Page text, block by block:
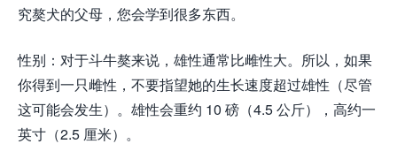
究獒犬的父母，您会学到很多东西。
性别：对于斗牛獒来说，雄性通常比雌性大。所以，如果
你得到一只雌性，不要指望她的生长速度超过雄性（尽管
这可能会发生）。雄性会重约 10 磅（4.5 公斤），高约一
英寸（2.5 厘米）。